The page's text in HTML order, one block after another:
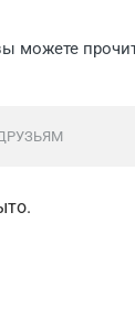
можете